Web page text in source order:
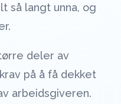
så langt unna, og
deler av
på å få dekket
arbeidsgiveren.